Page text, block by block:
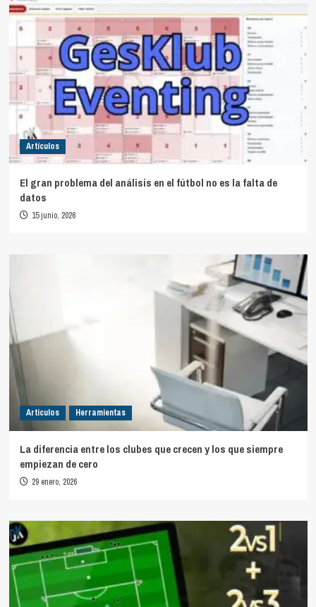
Artículos
El gran problema del análisis en el fútbol no es la falta de
datos
15 junio, 2026
Artículos Herramientas
La diferencia entre los clubes que crecen y los que siempre
empiezan de cero
29 enero, 2026